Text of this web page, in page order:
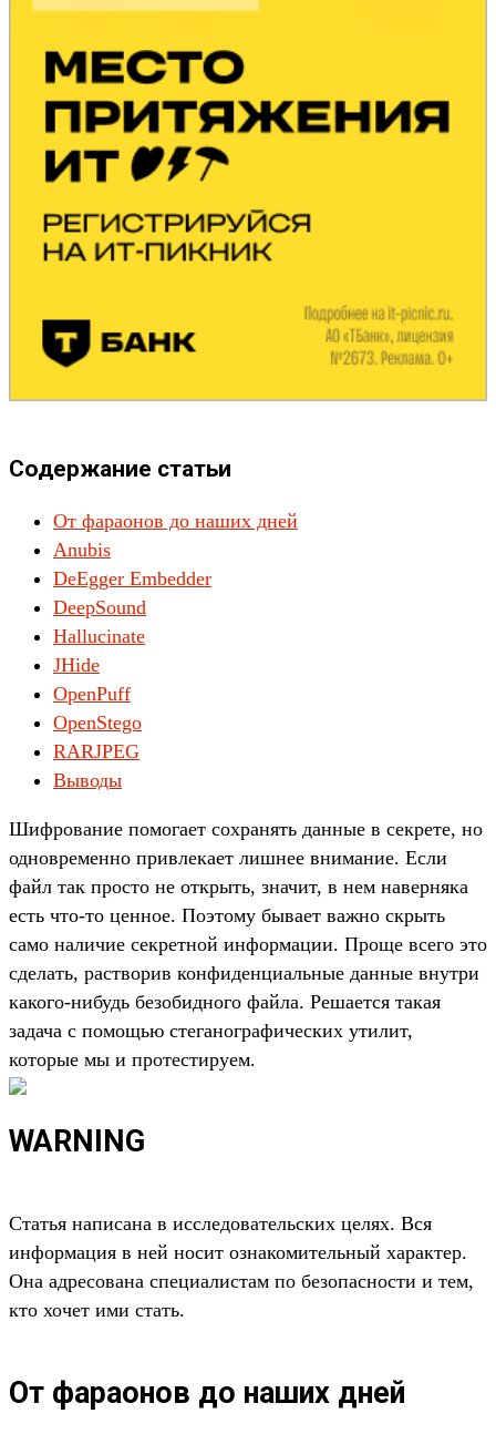
Содержание статьи
От фараонов до наших дней
Anubis
DeEgger Embedder
DeepSound
Hallucinate
JHide
OpenPuff
OpenStego
RARJPEG
Выводы
Шифрование помогает сохранять данные в секрете, но
одновременно привлекает лишнее внимание. Если
файл так просто не открыть, значит, в нем наверняка
есть что-то ценное. Поэтому бывает важно скрыть
само наличие секретной информации. Проще всего это
сделать, растворив конфиденциальные данные внутри
какого-нибудь безобидного файла. Решается такая
задача с помощью стеганографических утилит,
которые мы и протестируем.
WARNING
Статья написана в исследовательских целях. Вся
информация в ней носит ознакомительный характер.
Она адресована специалистам по безопасности и тем,
кто хочет ими стать.
От фараонов до наших дней